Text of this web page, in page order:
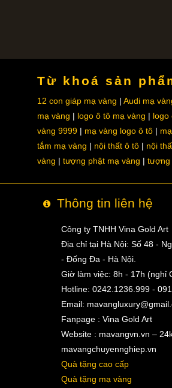
Từ khoá sản
12 con giáp mạ vàng Audi mạ
mạ vàng
logo ô tô mạ vàng logo
vàng 9999
mạ vàng logo ô tô
tắm mạ vàng
nội thất ô tô nội
vàng
tượng phật mạ vàng tượng
Thông tin liên hệ
Công ty TNHH Vina Gold Art
Địa chỉ tại Hà Nội: Số 48 -
- Đống Đa - Hà Nội.
Giờ làm việc: 8h - 17h (nghỉ
Hotline: 0242.1236.999 -
Email:
Fanpage : Vina Gold Art
Website : mavangvn.vn –
mavangchuyennghiep.vn
Quà tặng cao cấp
Quà tặng mạ vàng